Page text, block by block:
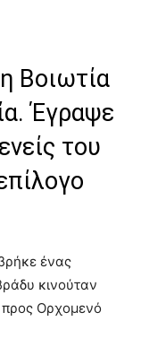
Βοιωτία
Έγραψε
του
ένας
κινούταν
Ορχομενό